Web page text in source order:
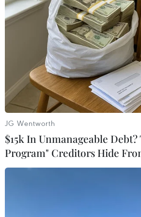
Tiếp tục cháy cửa hàng phế
liệu trên đường 25m ở Hà
Nội
10/08/2026 04:35
Quốc
mặc
hội Lào
10/08/
JG Wentworth
$15k In Unmanageable
Program" Creditors Hide